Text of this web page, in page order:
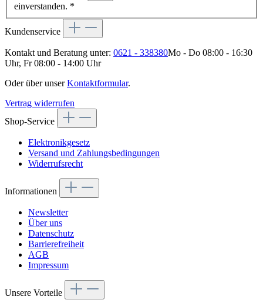
einverstanden. *
Kundenservice
Kontakt und Beratung unter: 0621 - 338380Mo - Do 08:00 - 16:30
Uhr, Fr 08:00 - 14:00 Uhr
Oder über unserKontaktformular.
Vertrag widerrufen
Shop-Service
Elektronikgesetz
Versand und Zahlungsbedingungen
Widerrufsrecht
Informationen
Newsletter
Über uns
Datenschutz
Barrierefreiheit
AGB
Impressum
Unsere Vorteile